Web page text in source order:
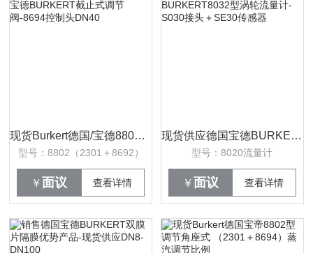
现货Burkert德国/宝德8802型-宝德BURKERT截止式调节阀-8694控制头DN40
型号：8802（2301＋8692）
￥ 面议 查看详情
现货供应德国宝德BURKERT8032型涡轮流量计-S030接头＋SE30传感器
型号：8020流量计
￥ 面议 查看详情